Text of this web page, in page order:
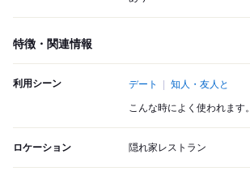
特徴・関連情報
利用シーン デート 知人・友人と
こんな時によく使われます。
ロケーション 隠れ家レストラン